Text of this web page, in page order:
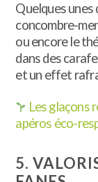
Quelques unes
concombre-
ou encore le
dans des
et un effet
Les glaçons
apéros éco-
5.